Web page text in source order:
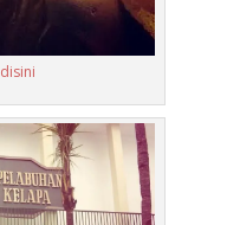
disini